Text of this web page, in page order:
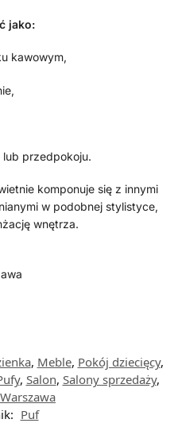
jako:
kawowym,
przedpokoju.
komponuje się z innymi
w podobnej stylistyce,
wnętrza.
, Meble, Pokój dziecięcy,
, Salon, Salony sprzedaży,
Warszawa
Puf